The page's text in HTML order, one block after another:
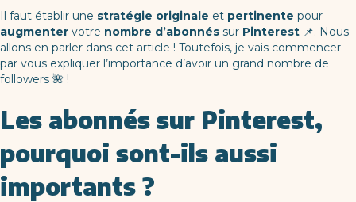
Il faut établir une stratégie originale et pertinente pour
augmenter votre nombre d’abonnés sur Pinterest 📌. Nous
allons en parler dans cet article ! Toutefois, je vais commencer
par vous expliquer l’importance d’avoir un grand nombre de
followers 🌺 !
Les abonnés sur Pinterest,
pourquoi sont-ils aussi
importants ?